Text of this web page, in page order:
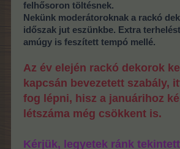
felhősoron töltésnek.
Nekünk moderátoroknak a rackó
időszak jut eszünkbe. Extra
amúgy is feszített tempó mellé.
Az év elején rackó dekorok
kapcsán bevezetett szabály,
fog lépni, hisz a januárihoz
létszáma még csökkent is.
Kérjük, legyetek ránk